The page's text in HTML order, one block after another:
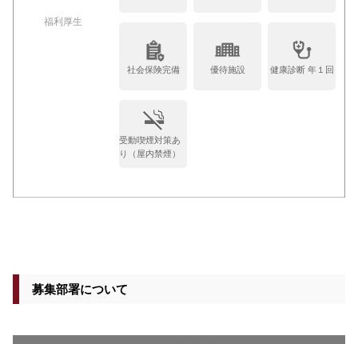
福利厚生
社会保険完備 優待施設 健康診断 年１回
受動喫煙対策あ
り（屋内禁煙）
募集部署について